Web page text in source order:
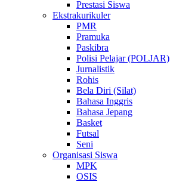
Prestasi Siswa
Ekstrakurikuler
PMR
Pramuka
Paskibra
Polisi Pelajar (POLJAR)
Jurnalistik
Rohis
Bela Diri (Silat)
Bahasa Inggris
Bahasa Jepang
Basket
Futsal
Seni
Organisasi Siswa
MPK
OSIS